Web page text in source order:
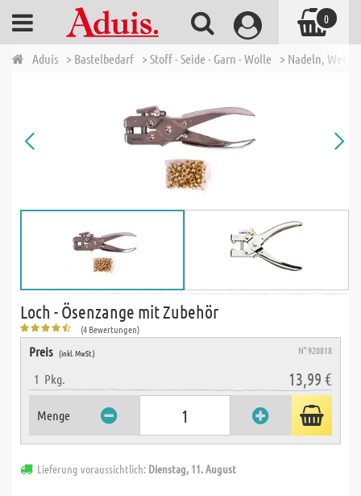
Aduis > Bastelbedarf > Stoff - Seide - Garn - Wolle > Nadeln,
Loch - Ösenzange mit Zubehör
(4 Bewertungen)
Preis (inkl. MwSt.) N° 920818
1 Pkg. 13,99 €
Menge
Lieferung voraussichtlich: Dienstag, 11. August
0